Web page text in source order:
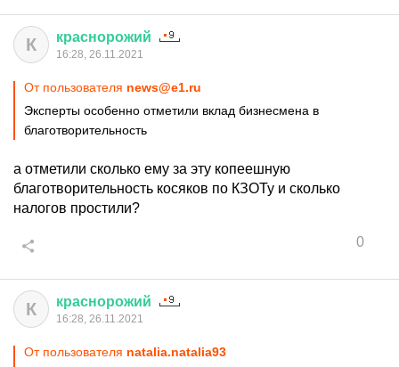
К краснорожий
16:28, 26.11.2021
От пользователя news@e1.ru
Эксперты особенно отметили вклад бизнесмена в
благотворительность
а отметили сколько ему за эту копеешную
благотворительность косяков по КЗОТу и сколько
налогов простили?
0
К краснорожий
16:28, 26.11.2021
От пользователя natalia.natalia93